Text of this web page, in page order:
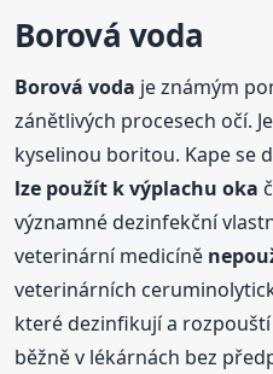
Borová voda
Borová voda je známým
zánětlivých procesech očí.
kyselinou boritou. Kape se
lze použít k výplachu oka
významné dezinfekční
veterinární medicíně
veterinárních
které dezinfikují a
běžně v lékárnách bez